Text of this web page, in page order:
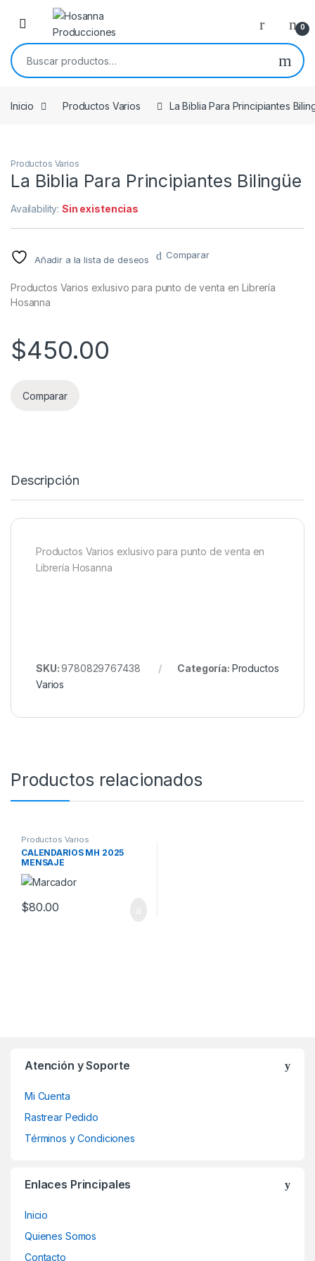
Skip to navigation
Skip to content
0
Buscar por:
Inicio Productos Varios La Biblia Para Principiantes
Productos Varios
La Biblia Para Principiantes Bilingüe
Availability:Sin existencias
Añadir a la lista de deseos Comparar
Productos Varios exlusivo para punto de venta en Librería
Hosanna
$450.00
Comparar
Descripción
Productos Varios exlusivo para punto de venta en
Librería Hosanna
SKU:9780829767438 Categoría: Productos
Varios
Productos relacionados
Productos Varios
CALENDARIOS MH 2025
MENSAJE
$80.00
Atención y Soporte
Mi Cuenta
Rastrear Pedido
Términos y Condiciones
Enlaces Principales
Inicio
Quienes Somos
Contacto